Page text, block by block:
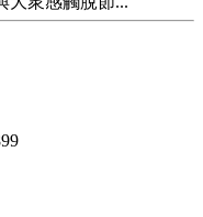
72票對立的效果通過